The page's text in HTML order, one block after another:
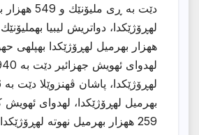
دێت به ڕی
ههزار بهرمیل لهڕۆژێكدا بهپلهی
بهرمیل لهڕۆژێكدا، لهدوای ئهویش
259 ههزار بهرمیل نهوته لهڕۆژێكدا.